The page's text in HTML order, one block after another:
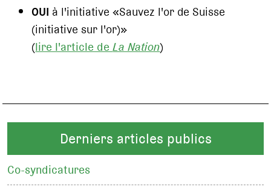
OUI à l'initiative «Sauvez l'or de Suisse
(initiative sur l'or)»
(lire l'article deLa Nation)
Derniers articles publics
Co-syndicatures